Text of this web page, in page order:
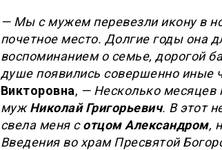
— Мы с мужем перевезли икону в
почетное место. Долгие годы она
воспоминанием о семье, дорогой
душе появились совершенно иные
Викторовна, — Несколько месяцев
мужНиколай Григорьевич. В этот
свела меня сотцом Александром,
Введения во храм Пресвятой